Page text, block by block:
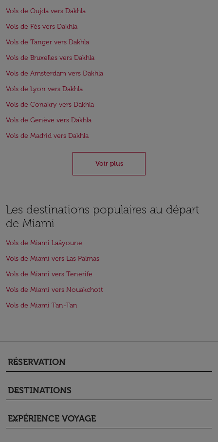
Vols de Oujda vers Dakhla
Vols de Fès vers Dakhla
Vols de Tanger vers Dakhla
Vols de Bruxelles vers Dakhla
Vols de Amsterdam vers Dakhla
Vols de Lyon vers Dakhla
Vols de Conakry vers Dakhla
Vols de Genève vers Dakhla
Vols de Madrid vers Dakhla
Voir plus
Les destinations populaires au départ
de Miami
Vols de Miami Laâyoune
Vols de Miami vers Las Palmas
Vols de Miami vers Tenerife
Vols de Miami vers Nouakchott
Vols de Miami Tan-Tan
RÉSERVATION
keyboard_arrow_down
DESTINATIONS
keyboard_arrow_down
EXPÉRIENCE VOYAGE
keyboard_arrow_down